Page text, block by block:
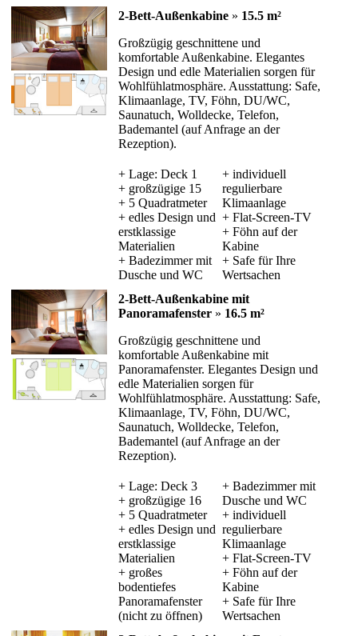
2-Bett-Außenkabine » 15.5 m²
Großzügig geschnittene und
komfortable Außenkabine. Elegantes
Design und edle Materialien sorgen für
Wohlfühlatmosphäre. Ausstattung: Safe,
Klimaanlage, TV, Föhn, DU/WC,
Saunatuch, Wolldecke, Telefon,
Bademantel (auf Anfrage an der
Rezeption).
+ Lage: Deck 1
+ großzügige 15
+ 5 Quadratmeter
+ edles Design und
erstklassige
Materialien
+ Badezimmer mit
Dusche und WC
+ individuell
regulierbare
Klimaanlage
+ Flat-Screen-TV
+ Föhn auf der
Kabine
+ Safe für Ihre
Wertsachen
2-Bett-Außenkabine mit
Panoramafenster » 16.5 m²
Großzügig geschnittene und
komfortable Außenkabine mit
Panoramafenster. Elegantes Design und
edle Materialien sorgen für
Wohlfühlatmosphäre. Ausstattung: Safe,
Klimaanlage, TV, Föhn, DU/WC,
Saunatuch, Wolldecke, Telefon,
Bademantel (auf Anfrage an der
Rezeption).
+ Lage: Deck 3
+ großzügige 16
+ 5 Quadratmeter
+ edles Design und
erstklassige
Materialien
+ großes
bodentiefes
Panoramafenster
(nicht zu öffnen)
+ Badezimmer mit
Dusche und WC
+ individuell
regulierbare
Klimaanlage
+ Flat-Screen-TV
+ Föhn auf der
Kabine
+ Safe für Ihre
Wertsachen